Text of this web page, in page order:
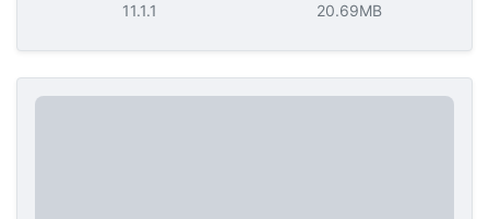
11.1.1 20.69MB